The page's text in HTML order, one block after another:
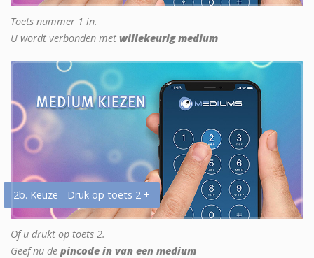
Toets nummer 1 in.
U wordt verbonden met willekeurig medium
2b. Keuze - Druk op toets 2 +
Of u drukt op toets 2.
Geef nu de pincode in van een medium